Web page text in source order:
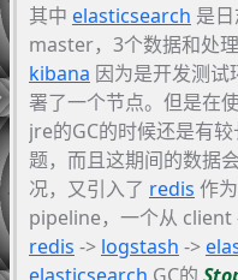
其中 elasticsearch 是
master，3个数据和处
kibana 因为是开发测试
署了一个节点。但是在
jre的GC的时候还是有
题，而且这期间的数据
况，又引入了 redis 作
pipeline，一个从 client
redis -> logstash ->